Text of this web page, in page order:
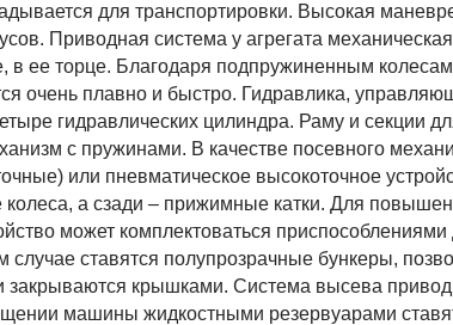
для транспортировки. Высокая
Приводная система у агрегата
в ее торце. Благодаря подпружиненным
очень плавно и быстро. Гидравлика,
гидравлических цилиндра. Раму и секции
с пружинами. В качестве посевного
или пневматическое высокоточное
а сзади – прижимные катки. Для
может комплектоваться
ставятся полупрозрачные бункеры,
крышками. Система высева
машины жидкостными резервуарами